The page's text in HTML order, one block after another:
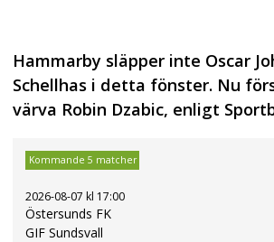
Hammarby släpper inte Oscar
Schellhas i detta fönster. Nu
värva Robin Dzabic, enligt
Kommande 5 matcher
2026-08-07 kl 17:00
Östersunds FK
GIF Sundsvall